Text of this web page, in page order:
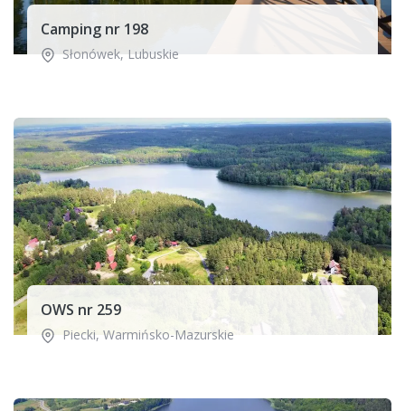
Camping nr 198
Słonówek,Lubuskie
OWS nr 259
Piecki, Warmińsko-Mazurskie